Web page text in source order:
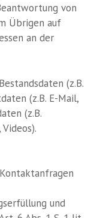
von
Übrigen auf
an der
Bestandsdaten (z.B.
(z.B. E-Mail,
(z.B.
Kontaktanfragen
und